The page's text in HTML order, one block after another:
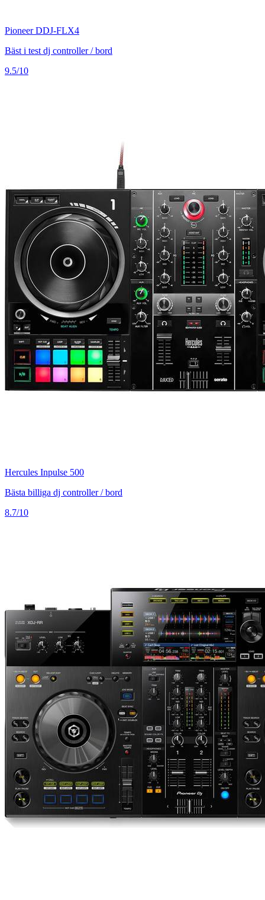
Pioneer DDJ-FLX4
Bäst i test dj controller / bord
9.5/10
Hercules Inpulse 500
Bästa billiga dj controller / bord
8.7/10